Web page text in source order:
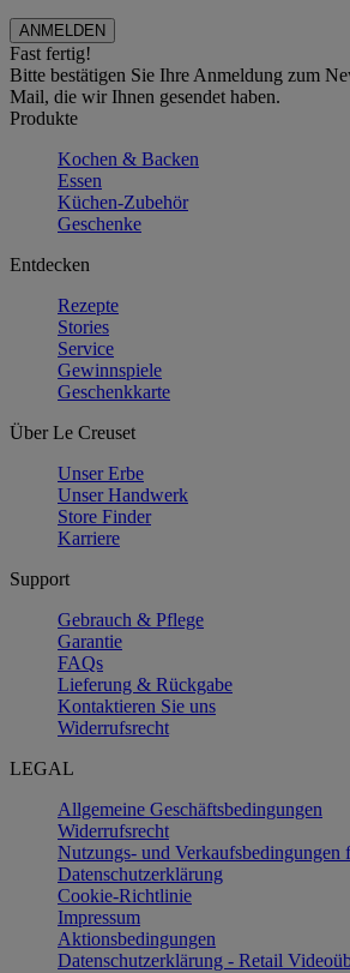
Fast fertig!
Bitte bestätigen Sie Ihre Anmeldung zum
Mail, die wir Ihnen gesendet haben.
Produkte
Kochen & Backen
Essen
Küchen-Zubehör
Geschenke
Entdecken
Rezepte
Stories
Service
Gewinnspiele
Geschenkkarte
Über Le Creuset
Unser Erbe
Unser Handwerk
Store Finder
Karriere
Support
Gebrauch & Pflege
Garantie
FAQs
Lieferung & Rückgabe
Kontaktieren Sie uns
Widerrufsrecht
LEGAL
Allgemeine Geschäftsbedingungen
Widerrufsrecht
Nutzungs- und Verkaufsbedingungen
Datenschutzerklärung
Cookie-Richtlinie
Impressum
Aktionsbedingungen
Datenschutzerklärung - Retail